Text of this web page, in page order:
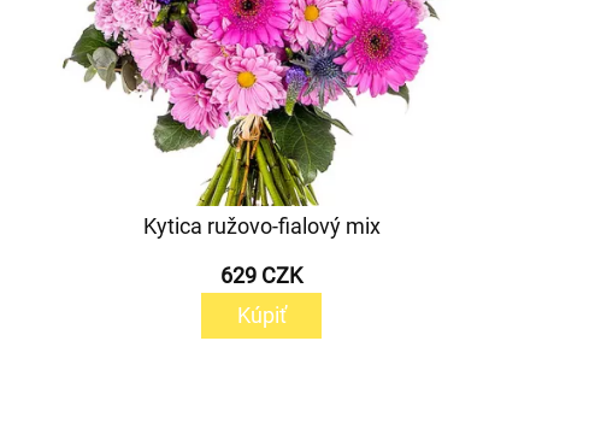
Kytica ružovo-fialový mix
629 CZK
Kúpiť